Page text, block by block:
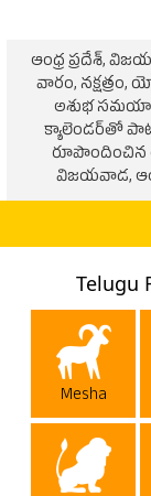
ఆంధ్ర ప్రదేశ్,
వారం, నక్షత్రం,
అశుభ
క్యాలెండర్‌తో
రూపొందించిన
విజయవాడ,
Telugu
Mesha